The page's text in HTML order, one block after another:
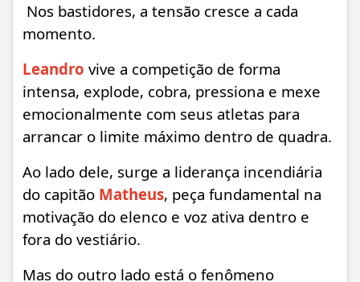
Nos bastidores, a tensão cresce a cada
momento.
Leandro vive a competição de forma
intensa, explode, cobra, pressiona e mexe
emocionalmente com seus atletas para
arrancar o limite máximo dentro de quadra.
Ao lado dele, surge a liderança incendiária
do capitão Matheus, peça fundamental na
motivação do elenco e voz ativa dentro e
fora do vestiário.
Mas do outro lado está o fenômeno